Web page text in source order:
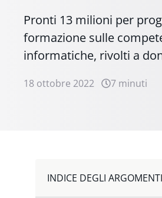
Pronti 13 milioni per
formazione sulle
informatiche, rivolti a
18 ottobre 2022 7 minuti
INDICE DEGLI ARGOMENTI